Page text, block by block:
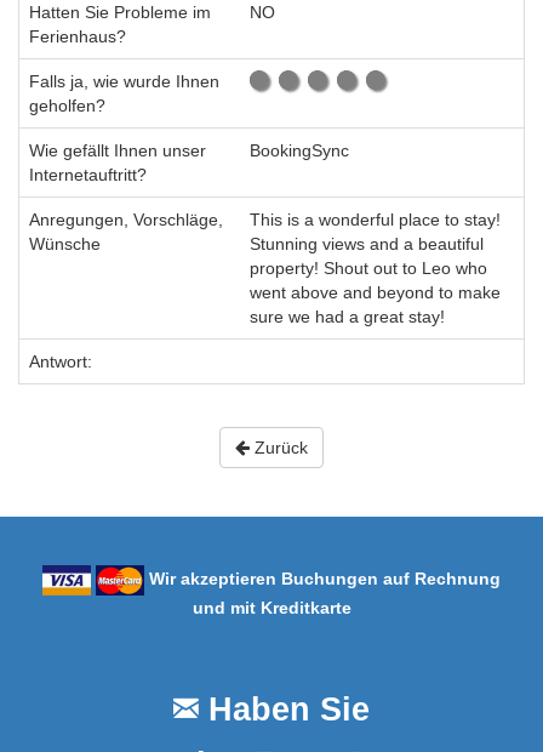
Hatten Sie Probleme im
Ferienhaus?
NO
Falls ja, wie wurde Ihnen
geholfen?
Wie gefällt Ihnen unser
Internetauftritt?
BookingSync
Anregungen, Vorschläge,
Wünsche
This is a wonderful place to stay!
Stunning views and a beautiful
property! Shout out to Leo who
went above and beyond to make
sure we had a great stay!
Antwort:
Zurück
Wir akzeptieren Buchungen auf Rechnung
und mit Kreditkarte
Haben Sie